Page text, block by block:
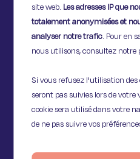
site web. Les adresses IP que
totalement anonymisées et
analyser notre trafic. Pour en
nous utilisons, consultez notre
Si vous refusez l'utilisation
seront pas suivies lors de votre
cookie sera utilisé dans votre
de ne pas suivre vos